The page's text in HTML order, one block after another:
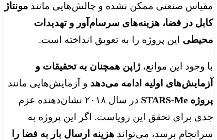
مقیاس صنعتی ممکن نشده و چالش‌هایی مانند مونتاژ
کابل در فضا، هزینه‌های سرسام‌آور و تهدیدات
محیطی این پروژه را به تعویق انداخته است.
با وجود این موانع، ژاپن همچنان به تحقیقات و
آزمایش‌های اولیه ادامه می‌دهد و آزمایش‌هایی مانند
پروژه STARS-Me
در سال ۲۰۱۸ نشان‌دهنده عزم
جدی برای تحقق این رویاست. اگر این پروژه به
سرانجام برسد، می‌تواند هزینه ارسال بار به فضا را